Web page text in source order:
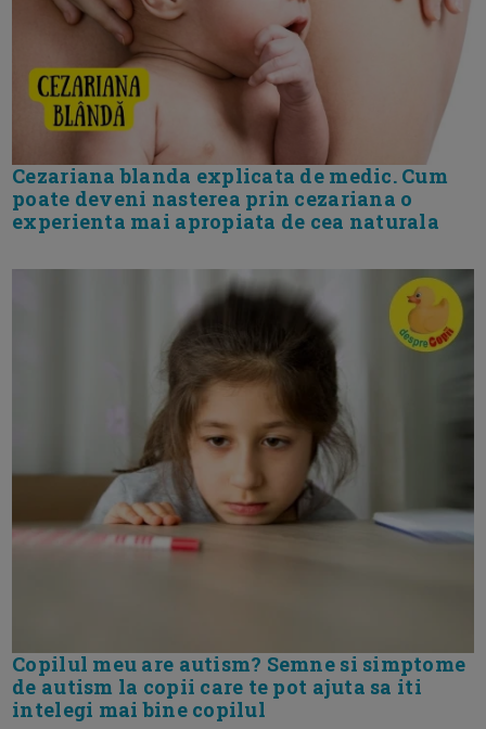
Cezariana blanda explicata de medic. Cum
poate deveni nasterea prin cezariana o
experienta mai apropiata de cea naturala
Copilul meu are autism? Semne si simptome
de autism la copii care te pot ajuta sa iti
intelegi mai bine copilul